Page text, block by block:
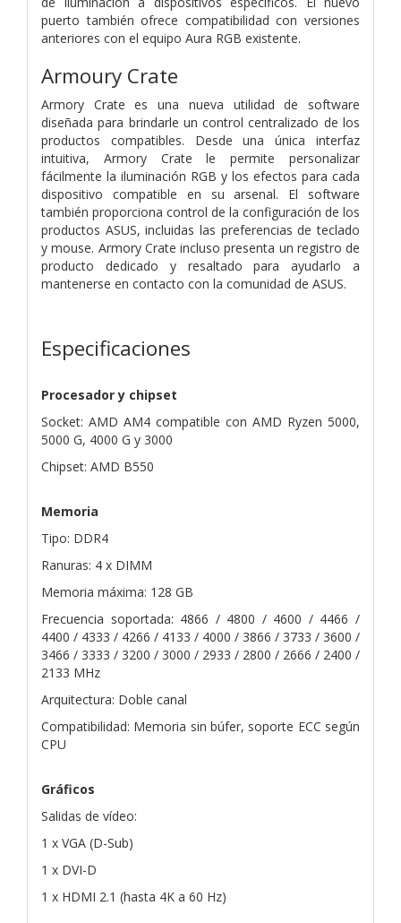
puerto también ofrece compatibilidad con versiones
anteriores con el equipo Aura RGB existente.
Armoury Crate
Armory Crate es una nueva utilidad de software
diseñada para brindarle un control centralizado de los
productos compatibles. Desde una única interfaz
intuitiva, Armory Crate le permite personalizar
fácilmente la iluminación RGB y los efectos para cada
dispositivo compatible en su arsenal. El software
también proporciona control de la configuración de los
productos ASUS, incluidas las preferencias de teclado
y mouse. Armory Crate incluso presenta un registro de
producto dedicado y resaltado para ayudarlo a
mantenerse en contacto con la comunidad de ASUS.
Especificaciones
Procesador y chipset
Socket: AMD AM4 compatible con AMD Ryzen 5000,
5000 G, 4000 G y 3000
Chipset: AMD B550
Memoria
Tipo: DDR4
Ranuras: 4 x DIMM
Memoria máxima: 128 GB
Frecuencia soportada: 4866 / 4800 / 4600 / 4466 /
4400 / 4333 / 4266 / 4133 / 4000 / 3866 / 3733 / 3600 /
3466 / 3333 / 3200 / 3000 / 2933 / 2800 / 2666 / 2400 /
2133 MHz
Arquitectura: Doble canal
Compatibilidad: Memoria sin búfer, soporte ECC según
CPU
Gráficos
Salidas de vídeo:
1 x VGA (D-Sub)
1 x DVI-D
1 x HDMI 2.1 (hasta 4K a 60 Hz)